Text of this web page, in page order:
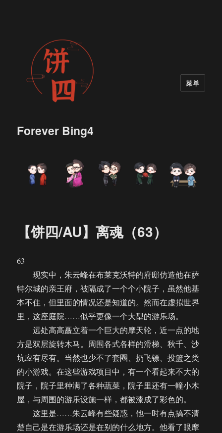
Forever Bing4
菜单
【饼四/AU】离魂（63）
63
现实中，朱云峰在布莱克沃特的府邸仿造他在萨
特尔城的亲王府，被隔成了一个个小院子，虽然他基
本不住，但里面的情况还是知道的。然而在虚拟世界
里，这座庭院……似乎更像一个大型的游乐场。
远处高高矗立着一个巨大的摩天轮，近一点的地
方是双层旋转木马。周围各式各样的滑梯、秋千、沙
坑应有尽有。当然也少不了套圈、扔飞镖、投篮之类
的小游戏。在这些游戏项目中，有一个看起来不大的
院子，院子里种满了各种蔬菜，院子里还有一幢小木
屋，与周围的游乐设施一样，都被漆成了彩色的。
这里是……朱云峰有些疑惑，他一时有点搞不清
楚自己是在游乐场还是在别的什么地方。他看了眼摩